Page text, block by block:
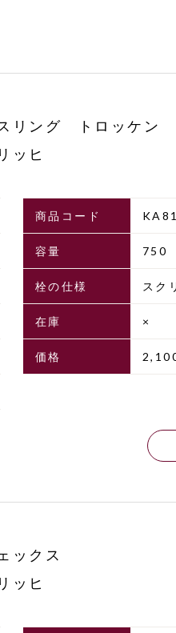
リング トロッケン
ッヒ
商品コード
容量 750
栓の仕様 スク
在庫 ×
価格
ックス
ッヒ